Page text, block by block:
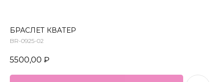
БРАСЛЕТ КВАТЕР
BR-0925-02
5500,00 ₽